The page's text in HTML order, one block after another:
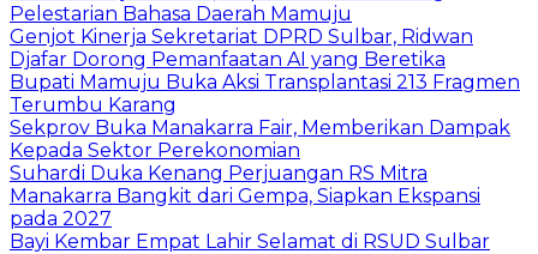
Pelestarian Bahasa Daerah Mamuju
Genjot Kinerja Sekretariat DPRD Sulbar, Ridwan
Djafar Dorong Pemanfaatan AI yang Beretika
Bupati Mamuju Buka Aksi Transplantasi 213 Fragmen
Terumbu Karang
Sekprov Buka Manakarra Fair, Memberikan Dampak
Kepada Sektor Perekonomian
Suhardi Duka Kenang Perjuangan RS Mitra
Manakarra Bangkit dari Gempa, Siapkan Ekspansi
pada 2027
Bayi Kembar Empat Lahir Selamat di RSUD Sulbar